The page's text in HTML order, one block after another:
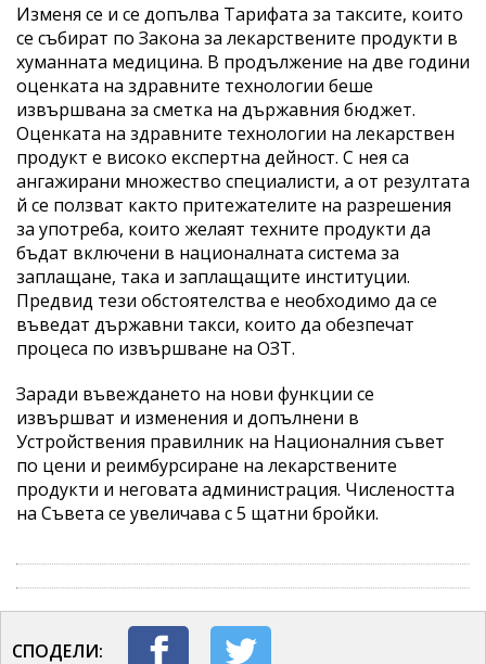
Изменя се и се допълва Тарифата за таксите, които
се събират по Закона за лекарствените продукти в
хуманната медицина. В продължение на две години
оценката на здравните технологии беше
извършвана за сметка на държавния бюджет.
Оценката на здравните технологии на лекарствен
продукт е високо експертна дейност. С нея са
ангажирани множество специалисти, а от резултата
й се ползват както притежателите на разрешения
за употреба, които желаят техните продукти да
бъдат включени в националната система за
заплащане, така и заплащащите институции.
Предвид тези обстоятелства е необходимо да се
въведат държавни такси, които да обезпечат
процеса по извършване на ОЗТ.
Заради въвеждането на нови функции се
извършват и изменения и допълнени в
Устройствения правилник на Националния съвет
по цени и реимбурсиране на лекарствените
продукти и неговата администрация. Числеността
на Съвета се увеличава с 5 щатни бройки.
СПОДЕЛИ: